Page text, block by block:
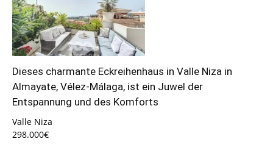
Dieses charmante Eckreihenhaus in Valle Niza in
Almayate, Vélez-Málaga, ist ein Juwel der
Entspannung und des Komforts
Valle Niza
298.000€